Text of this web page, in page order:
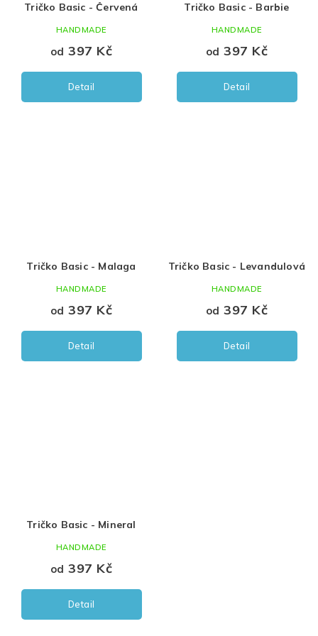
Tričko Basic - Červená
od 397 Kč
Detail
HANDMADE
Tričko Basic - Barbie
od 397 Kč
Detail
HANDMADE
Tričko Basic - Malaga
od 397 Kč
Detail
HANDMADE
Tričko Basic - Levandulová
od 397 Kč
Detail
HANDMADE
Tričko Basic - Mineral
od 397 Kč
Detail
HANDMADE